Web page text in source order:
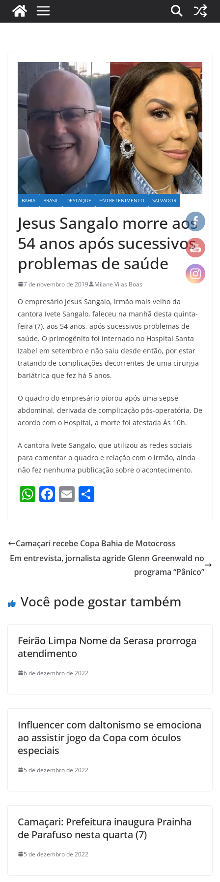
BAHIA BRASIL DESTAQUE ENTRETENIMENTO SALVADOR
Jesus Sangalo morre aos
54 anos após sucessivos
problemas de saúde
7 de novembro de 2019 Milane Vilas Boas
O empresário Jesus Sangalo, irmão mais velho da
cantora Ivete Sangalo, faleceu na manhã desta quinta-
feira (7), aos 54 anos, após sucessivos problemas de
saúde. O primogênito foi internado no Hospital Santa
Izabel em setembro e não saiu desde então, por estar
tratando de complicações decorrentes de uma cirurgia
bariátrica que fez há 5 anos.
O quadro do empresário piorou após uma sepse
abdominal, derivada de complicação pós-operatória. De
acordo com o Hospital, a morte foi atestada Às 10h.
A cantora Ivete Sangalo, que utilizou as redes sociais
para comentar o quadro e relação com o irmão, ainda
não fez nenhuma publicação sobre o acontecimento.
W
s
A
F
e
b
k
E
l e
Camaçari recebe Copa Bahia de Motocross
Em entrevista, jornalista agride Glenn Greenwald no
programa “Pânico”
Você pode gostar também
Feirão Limpa Nome da Serasa prorroga
atendimento
6 de dezembro de 2022
Influencer com daltonismo se emociona
ao assistir jogo da Copa com óculos
especiais
5 de dezembro de 2022
Camaçari: Prefeitura inaugura Prainha
de Parafuso nesta quarta (7)
5 de dezembro de 2022